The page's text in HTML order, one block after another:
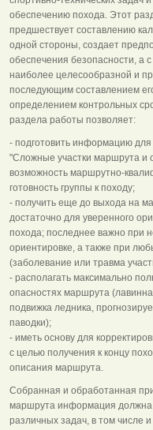
обеспечению похода. Этот
предшествует составлению
одной стороны, создает
обеспечения безопасности, а
наиболее целесообразной и
последующим составлением
определением контрольных
раздела работы позволяет:
- подготовить информацию для
"Сложные участки маршрута и
возможность маршрутно-
готовность группы к походу;
- получить еще до выхода на
достаточно для уверенного
похода; последнее важно при
ориентировке, а также при
(заболевание или травма
- располагать максимально
опасностях маршрута
подвижка ледника,
паводки);
- иметь основу для
с целью получения к концу
описания маршрута.
Собранная и обработанная
маршрута информация
различных задач, в том числе